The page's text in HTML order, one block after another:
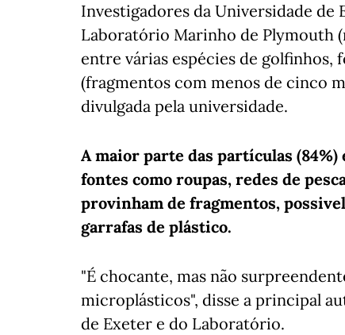
Investigadores da Universidade de
Laboratório Marinho de Plymouth
entre várias espécies de golfinhos,
(fragmentos com menos de cinco
divulgada pela universidade.
A maior parte das partículas
fontes como roupas, redes de
provinham de fragmentos,
garrafas de plástico.
"É chocante, mas não
microplásticos", disse a principal
de Exeter e do Laboratório.